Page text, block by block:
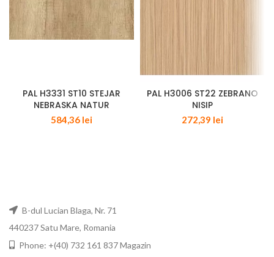
PAL H3331 ST10 STEJAR
NEBRASKA NATUR
584,36 lei
PAL H3006 ST22 ZEBRANO
NISIP
272,39 lei
B-dul Lucian Blaga, Nr. 71
440237 Satu Mare, Romania
Phone: +(40) 732 161 837 Magazin